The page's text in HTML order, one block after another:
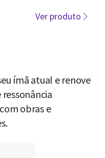
Ver produto
ímã atual e renove
obras e